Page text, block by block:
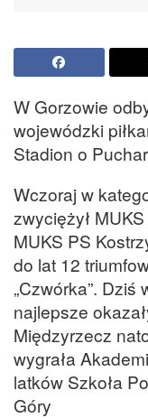
W Gorzowie
wojewódzki
Stadion o
Wczoraj w
zwyciężył
MUKS PS
do lat 12
„Czwórka”.
najlepsze
Międzyrzecz
wygrała
latków Szkoła
Góry